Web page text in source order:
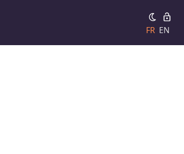
FR EN